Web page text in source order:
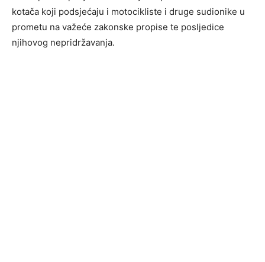
kotača koji podsjećaju i motocikliste i druge sudionike u
prometu na važeće zakonske propise te posljedice
njihovog nepridržavanja.